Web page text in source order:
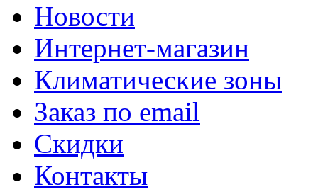
Новости
Интернет-магазин
Климатические зоны
Заказ по email
Скидки
Контакты